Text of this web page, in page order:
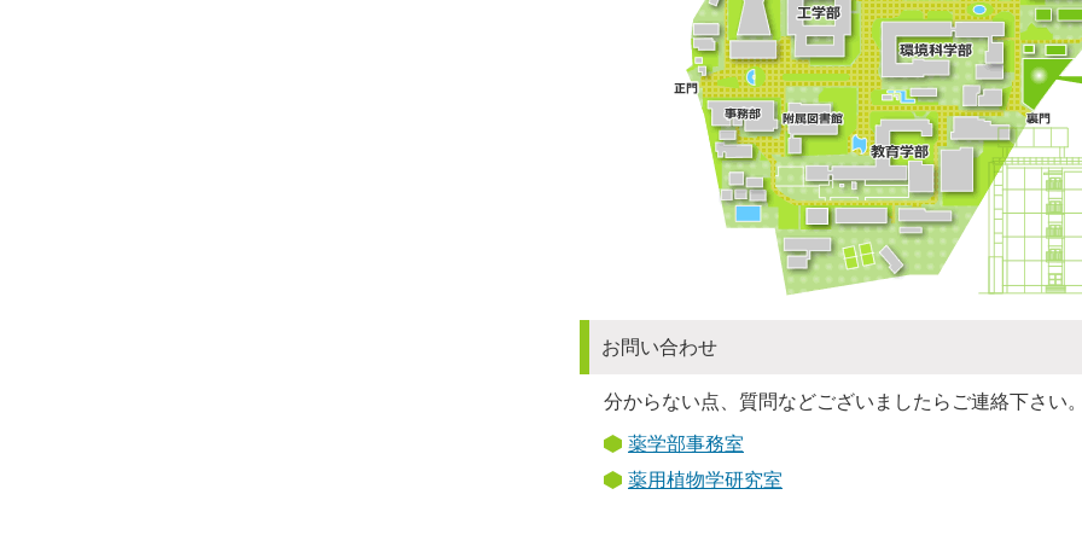
お問い合わせ
分からない点、質問などございましたらご連絡下さい
薬学部事務室
薬用植物学研究室